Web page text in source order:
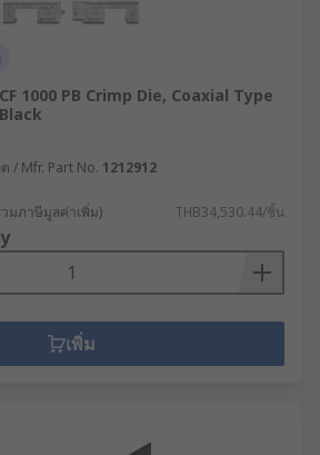
1000 PB Crimp Die, Coaxial Type
/ Mfr. Part No. 1212912
มภาษีมูลค่าเพิ่ม) THB34,530.44/ชิ้น
เพิ่ม